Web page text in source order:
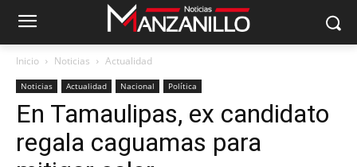
Inicio Noticias Actualidad
Noticias Actualidad Nacional Política
En Tamaulipas, ex candidato
regala caguamas para